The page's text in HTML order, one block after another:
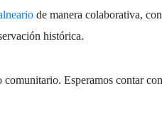
de manera colaborativa,
histórica.
Esperamos contar